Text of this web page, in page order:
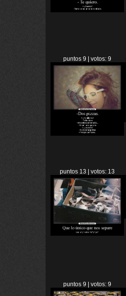
puntos 9 | votos: 9
puntos 13 | votos: 13
puntos 9 | votos: 9